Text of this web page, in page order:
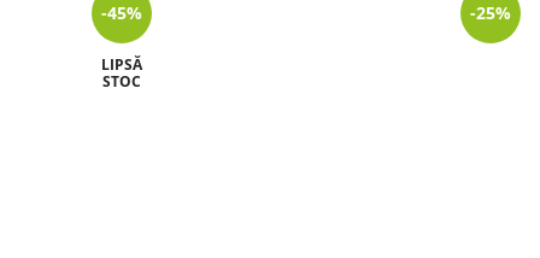
-45%
LIPSĂ
STOC
-25%